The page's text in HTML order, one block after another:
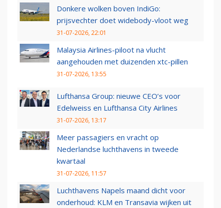
Donkere wolken boven IndiGo:
prijsvechter doet widebody-vloot weg
31-07-2026, 22:01
Malaysia Airlines-piloot na vlucht
aangehouden met duizenden xtc-pillen
31-07-2026, 13:55
Lufthansa Group: nieuwe CEO’s voor
Edelweiss en Lufthansa City Airlines
31-07-2026, 13:17
Meer passagiers en vracht op
Nederlandse luchthavens in tweede
kwartaal
31-07-2026, 11:57
Luchthavens Napels maand dicht voor
onderhoud: KLM en Transavia wijken uit